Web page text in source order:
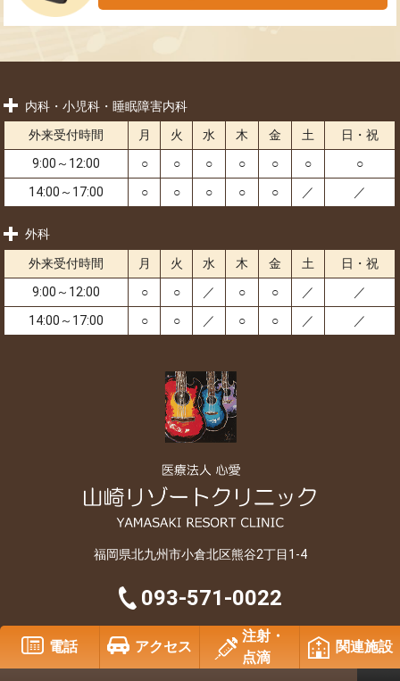
内科・小児科・睡眠障害内科
外来受付時間 月 火 水 木 金 土
日・祝
9:00～12:00
○ ○ ○ ○ ○ ○
○
14:00～17:00
○ ○ ○ ○ ○ ／ ／
外科
外来受付時間 月 火 水 木 金 土
日・祝
9:00～12:00
○ ○ ／ ○ ○ ／
／
14:00～17:00
○ ○ ／ ○ ○ ／ ／
福岡県北九州市小倉北区熊谷2丁目1-4
093-571-0022
Copyright © 2007-2026 SHINAI All Rights Reserved..
電話 アクセス
注射・
点滴
関連施設